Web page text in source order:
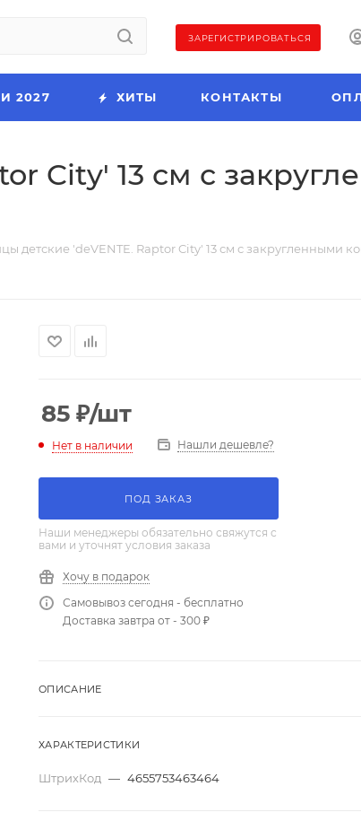
ЗАРЕГИСТРИРОВАТЬСЯ
2027 ХИТЫ КОНТАКТЫ
City' 13 см с
детские 'deVENTE. Raptor City' 13 см с закругленными
85 ₽/шт
Нет в наличии Нашли дешевле?
ПОД ЗАКАЗ
Наши менеджеры обязательно свяжутся с
вами и уточнят условия заказа
Хочу в подарок
Самовывоз сегодня - бесплатно
Доставка завтра от - 300 ₽
ОПИСАНИЕ
ХАРАКТЕРИСТИКИ
ШтрихКод — 4655753463464